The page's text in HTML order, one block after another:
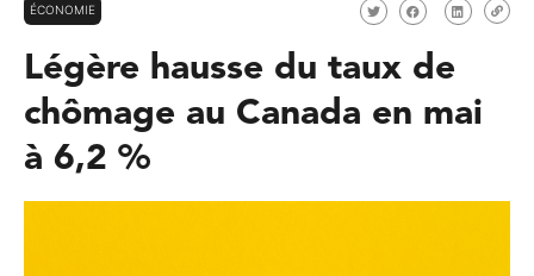
ÉCONOMIE
Légère hausse du taux de
chômage au Canada en mai
à 6,2 %